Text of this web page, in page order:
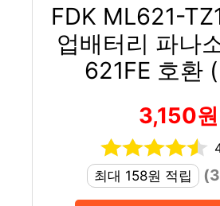
FDK ML621-
업배터리 파나
621FE 호환
3,150원
최대 158원 적립